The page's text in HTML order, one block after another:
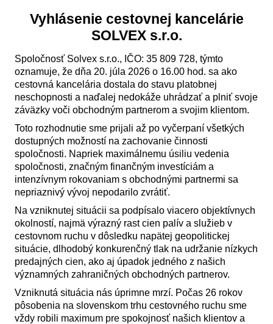
Vyhlásenie cestovnej kancelárie
SOLVEX s.r.o.
Spoločnosť Solvex s.r.o., IČO: 35 809 728, týmto
oznamuje, že dňa 20. júla 2026 o 16.00 hod. sa ako
cestovná kancelária dostala do stavu platobnej
neschopnosti a naďalej nedokáže uhrádzať a plniť svoje
záväzky voči obchodným partnerom a svojim klientom.
Toto rozhodnutie sme prijali až po vyčerpaní všetkých
dostupných možností na zachovanie činnosti
spoločnosti. Napriek maximálnemu úsiliu vedenia
spoločnosti, značným finančným investíciám a
intenzívnym rokovaniam s obchodnými partnermi sa
nepriaznivý vývoj nepodarilo zvrátiť.
Na vzniknutej situácii sa podpísalo viacero objektívnych
okolností, najmä výrazný rast cien palív a služieb v
cestovnom ruchu v dôsledku napätej geopolitickej
situácie, dlhodobý konkurenčný tlak na udržanie nízkych
predajných cien, ako aj úpadok jedného z našich
významných zahraničných obchodných partnerov.
Vzniknutá situácia nás úprimne mrzí. Počas 26 rokov
pôsobenia na slovenskom trhu cestovného ruchu sme
vždy robili maximum pre spokojnosť našich klientov a